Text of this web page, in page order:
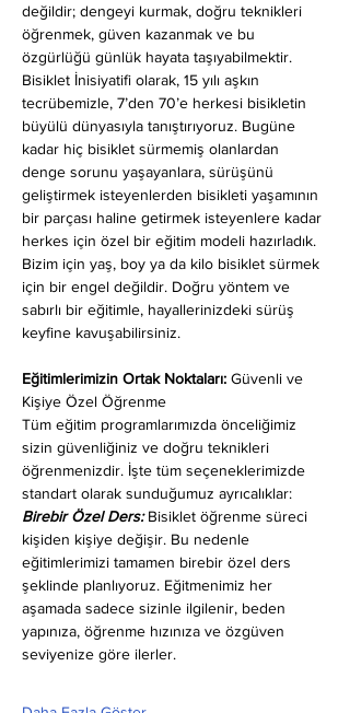
değildir; dengeyi kurmak, doğru teknikleri
öğrenmek, güven kazanmak ve bu
özgürlüğü günlük hayata taşıyabilmektir.
Bisiklet İnisiyatifi olarak, 15 yılı aşkın
tecrübemizle, 7’den 70’e herkesi bisikletin
büyülü dünyasıyla tanıştırıyoruz. Bugüne
kadar hiç bisiklet sürmemiş olanlardan
denge sorunu yaşayanlara, sürüşünü
geliştirmek isteyenlerden bisikleti yaşamının
bir parçası haline getirmek isteyenlere kadar
herkes için özel bir eğitim modeli hazırladık.
Bizim için yaş, boy ya da kilo bisiklet sürmek
için bir engel değildir. Doğru yöntem ve
sabırlı bir eğitimle, hayallerinizdeki sürüş
keyfine kavuşabilirsiniz.
Eğitimlerimizin Ortak Noktaları: Güvenli ve
Kişiye Özel Öğrenme
Tüm eğitim programlarımızda önceliğimiz
sizin güvenliğiniz ve doğru teknikleri
öğrenmenizdir. İşte tüm seçeneklerimizde
standart olarak sunduğumuz ayrıcalıklar:
Birebir Özel Ders: Bisiklet öğrenme süreci
kişiden kişiye değişir. Bu nedenle
eğitimlerimizi tamamen birebir özel ders
şeklinde planlıyoruz. Eğitmenimiz her
aşamada sadece sizinle ilgilenir, beden
yapınıza, öğrenme hızınıza ve özgüven
seviyenize göre ilerler.